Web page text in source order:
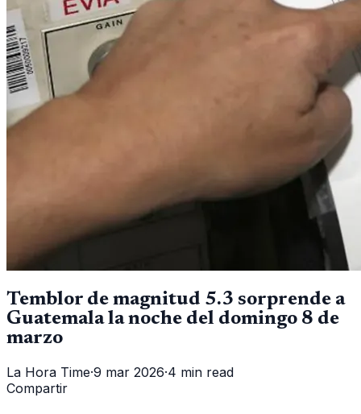
Temblor de magnitud 5.3 sorprende a
Guatemala la noche del domingo 8 de
marzo
La Hora Time·9 mar 2026·4 min read
Compartir